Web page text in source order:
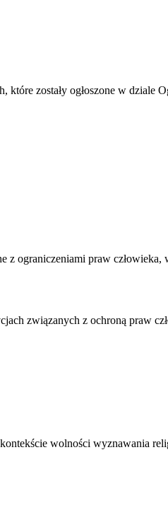
zostały ogłoszone w dziale
z ograniczeniami praw człowieka,
związanych z ochroną praw
wolności wyznawania